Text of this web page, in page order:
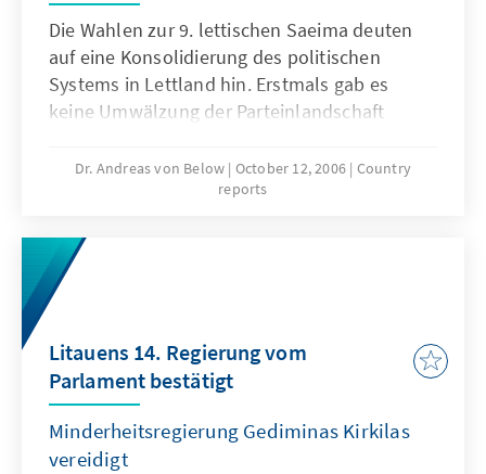
Die Wahlen zur 9. lettischen Saeima deuten
auf eine Konsolidierung des politischen
Systems in Lettland hin. Erstmals gab es
keine Umwälzung der Parteinlandschaft
Partei. Ein signifikantes Ergebnis der Wahlen
ist die Hinwendung der Wähler aus russisch
Parteien. Dies kann als Hinweis für eine
fortschreitende Integration in die lettische
Gesellschaft gewertet werden.
Dr. Andreas von Below October 12, 2006 Country
reports
Litauens 14. Regierung vom
Parlament bestätigt
Minderheitsregierung Gediminas Kirkilas
vereidigt